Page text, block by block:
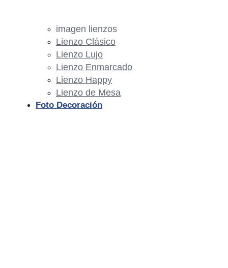
imagen lienzos
Lienzo Clásico
Lienzo Lujo
Lienzo Enmarcado
Lienzo Happy
Lienzo de Mesa
Foto Decoración